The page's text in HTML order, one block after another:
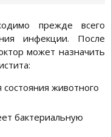
прежде всего
инфекции. После
может назначить
животного
бактериальную